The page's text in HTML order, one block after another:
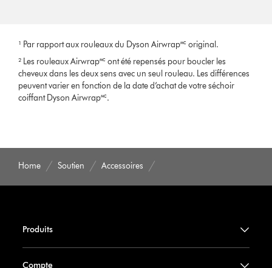
¹ Par rapport aux rouleaux du Dyson Airwrap🅪 original.
² Les rouleaux Airwrap🅪 ont été repensés pour boucler les
cheveux dans les deux sens avec un seul rouleau. Les différences
peuvent varier en fonction de la date d’achat de votre séchoir
coiffant Dyson Airwrap🅪.
Home Soutien Accessoires
Produits
Compte